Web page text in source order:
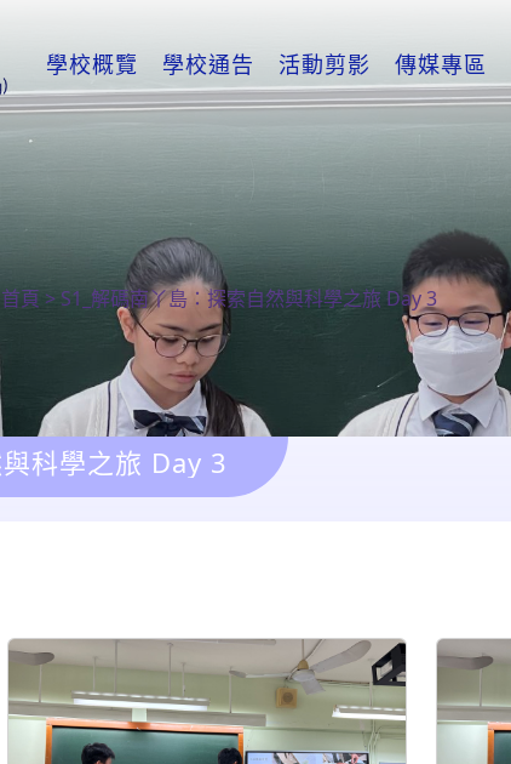
學校概覽 學校通告 活動剪影 傳媒專區
首頁 > S1_解碼南丫島：探索自然與科學之旅 Day 3
科學之旅 Day 3